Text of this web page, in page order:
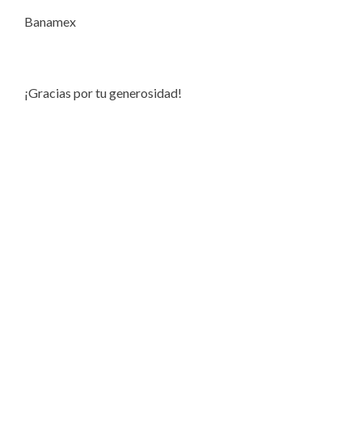
Banamex
¡Gracias por tu generosidad!